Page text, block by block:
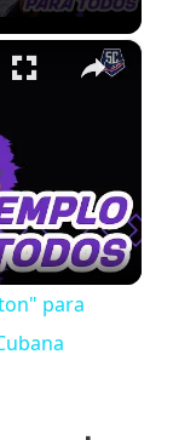
×
para